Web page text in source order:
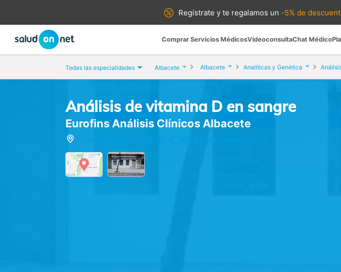
Regístrate yte regalamos un -5% de
Comprar Servicios MédicosVideoconsultaChat Médico
Todas las especialidades Albacete Albacete Analíticas y Genética
Análisis de vitamina D en sangre
Eurofins Análisis Clínicos Albacete